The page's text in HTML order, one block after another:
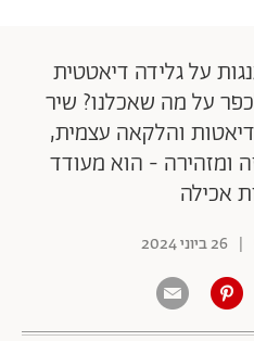
על גלידה דיאטטית
על מה שאכלנו? שיר
והלקאה עצמית,
ומזהירה - הוא מעודד
אכילה
| 26 ביוני 2024